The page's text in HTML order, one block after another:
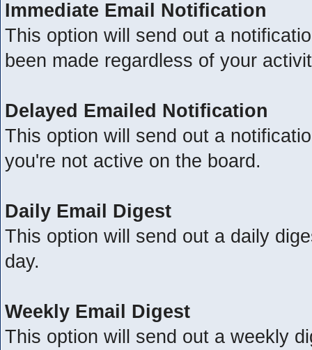
Immediate Email Notification
This option will send out a
been made regardless of your
Delayed Emailed Notification
This option will send out a
you're not active on the board.
Daily Email Digest
This option will send out a daily
day.
Weekly Email Digest
This option will send out a weekly